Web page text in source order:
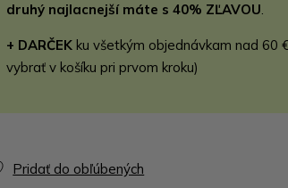
druhý najlacnejší máte s 40% ZĽAVOU.
+ DARČEK ku všetkým objednávkam nad 60
vybrať v košíku pri prvom kroku)
Pridať do obľúbených